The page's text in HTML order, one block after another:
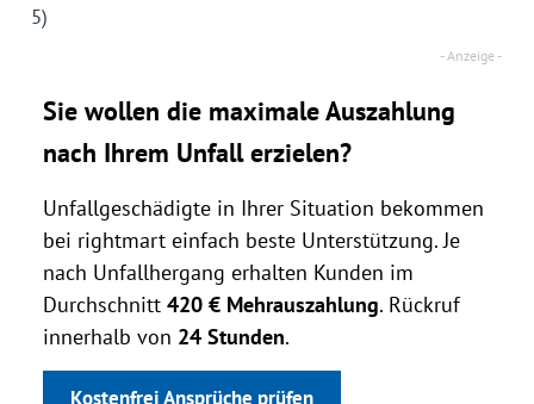
5)
Sie wollen die maximale Auszahlung
nach Ihrem Unfall erzielen?
Unfallgeschädigte in Ihrer Situation bekommen
bei rightmart einfach beste Unterstützung. Je
nach Unfallhergang erhalten Kunden im
Durchschnitt 420 € Mehrauszahlung. Rückruf
innerhalb von 24 Stunden.
Kostenfrei Ansprüche prüfen